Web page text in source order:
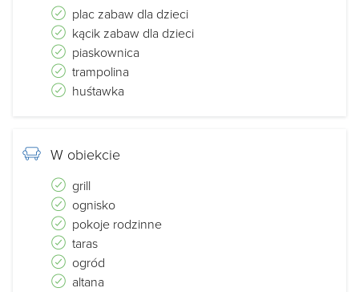
plac zabaw dla dzieci
kącik zabaw dla dzieci
piaskownica
trampolina
huśtawka
W obiekcie
grill
ognisko
pokoje rodzinne
taras
ogród
altana